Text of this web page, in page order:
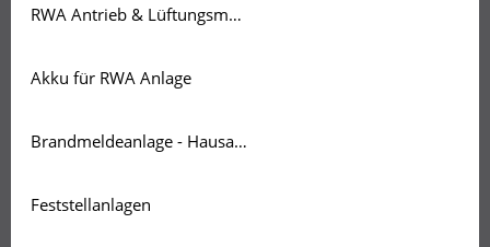
RWA Antrieb & Lüftungsmotor
Akku für RWA Anlage
Brandmeldeanlage - Hausalarmanlage
Feststellanlagen